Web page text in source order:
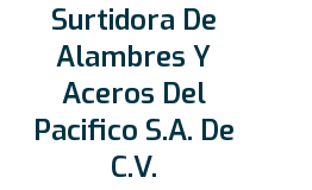
Surtidora De
Alambres Y
Aceros Del
Pacifico S.A. De
C.V.